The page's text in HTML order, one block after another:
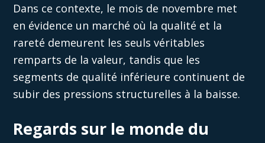
Dans ce contexte, le mois de novembre met
en évidence un marché où la qualité et la
rareté demeurent les seuls véritables
remparts de la valeur, tandis que les
segments de qualité inférieure continuent de
subir des pressions structurelles à la baisse.
Regards sur le monde du